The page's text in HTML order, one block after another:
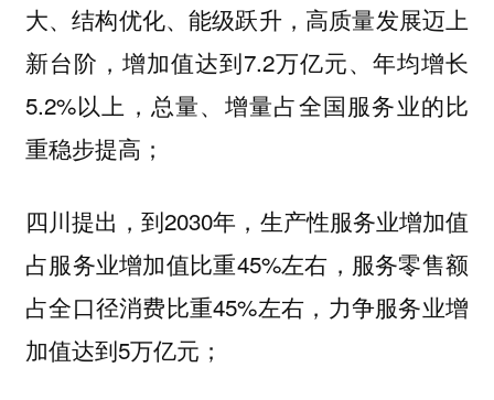
大、结构优化、能级跃升，高质量发展迈上
新台阶，增加值达到7.2万亿元、年均增长
5.2%以上，总量、增量占全国服务业的比
重稳步提高；
四川提出，到2030年，生产性服务业增加值
占服务业增加值比重45%左右，服务零售额
占全口径消费比重45%左右，力争服务业增
加值达到5万亿元；